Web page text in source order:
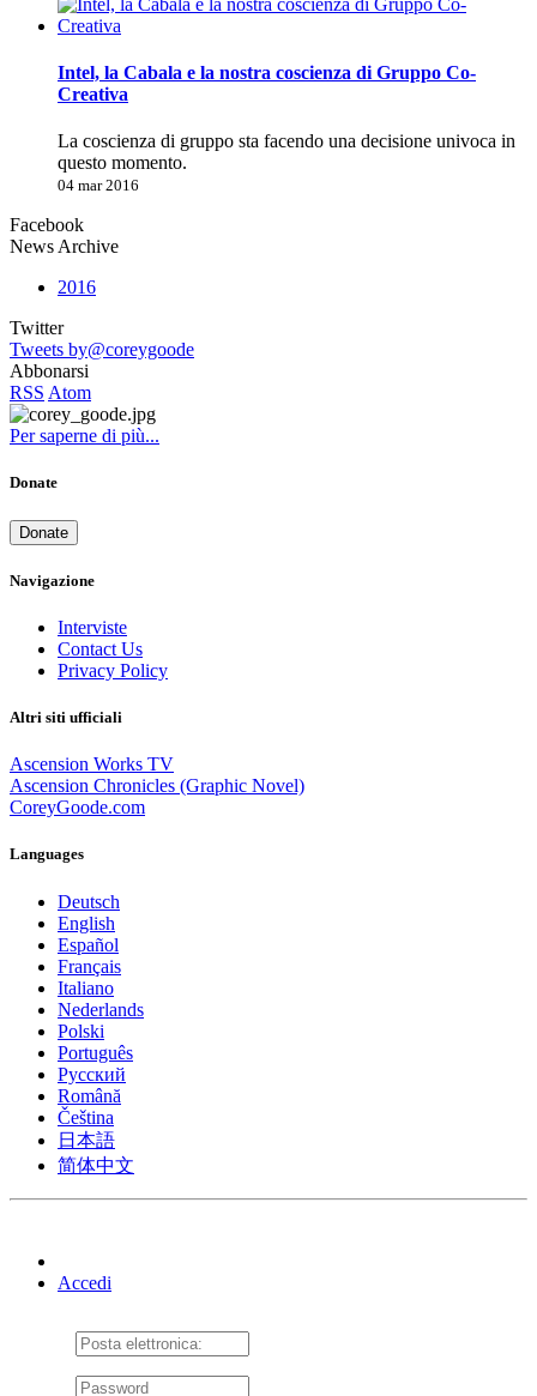
Intel, la Cabala e la nostra coscienza di Gruppo Co-
Creativa
La coscienza di gruppo sta facendo una decisione univoca in
questo momento.
04 mar 2016
Facebook
News Archive
2016
Twitter
Tweets by@coreygoode
Abbonarsi
RSS Atom
Per saperne di più...
Donate
Donate
Navigazione
Interviste
Contact Us
Privacy Policy
Altri siti ufficiali
Ascension Works TV
Ascension Chronicles (Graphic Novel)
CoreyGoode.com
Languages
Deutsch
English
Español
Français
Italiano
Nederlands
Polski
Português
Pусский
Română
Čeština
日本語
简体中文
Accedi